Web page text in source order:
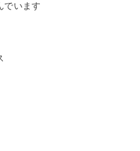
でいます